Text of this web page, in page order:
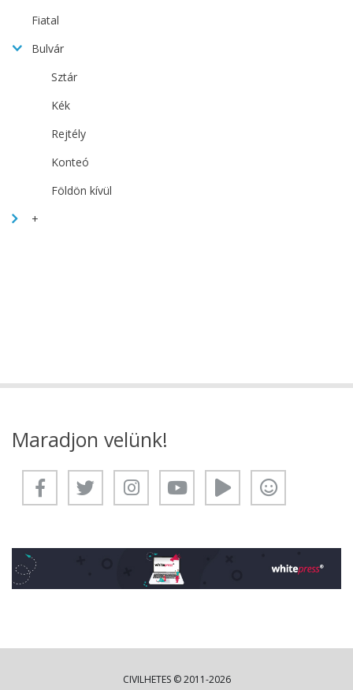
Fiatal
Bulvár
Sztár
Kék
Rejtély
Konteó
Földön kívül
+
Maradjon velünk!
CIVILHETES © 2011-2026